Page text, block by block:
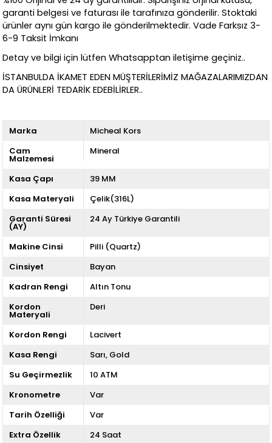
garanti belgesi ve faturası ile tarafınıza gönderilir. Stoktaki
ürünler aynı gün kargo ile gönderilmektedir. Vade Farksız 3-
6-9 Taksit İmkanı
Detay ve bilgi için lütfen Whatsapptan iletişime geçiniz..
İSTANBULDA İKAMET EDEN MÜŞTERİLERİMİZ MAĞAZALARIMIZDAN
DA ÜRÜNLERİ TEDARİK EDEBİLİRLER..
Marka
Micheal Kors
Cam
Malzemesi
Mineral
Kasa Çapı
39 MM
Kasa Materyali
Çelik(316L)
Garanti Süresi
(AY)
24 Ay Türkiye Garantili
Makine Cinsi
Pilli (Quartz)
Cinsiyet
Bayan
Kadran Rengi
Altın Tonu
Kordon
Materyali
Deri
Kordon Rengi
Lacivert
Kasa Rengi
Sarı Gold
Su Geçirmezlik
10 ATM
Kronometre
Var
Tarih Özelliği
Var
Extra Özellik
24 Saat